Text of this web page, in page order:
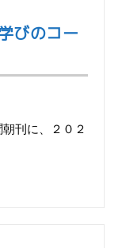
びのコー
刊に、２０２